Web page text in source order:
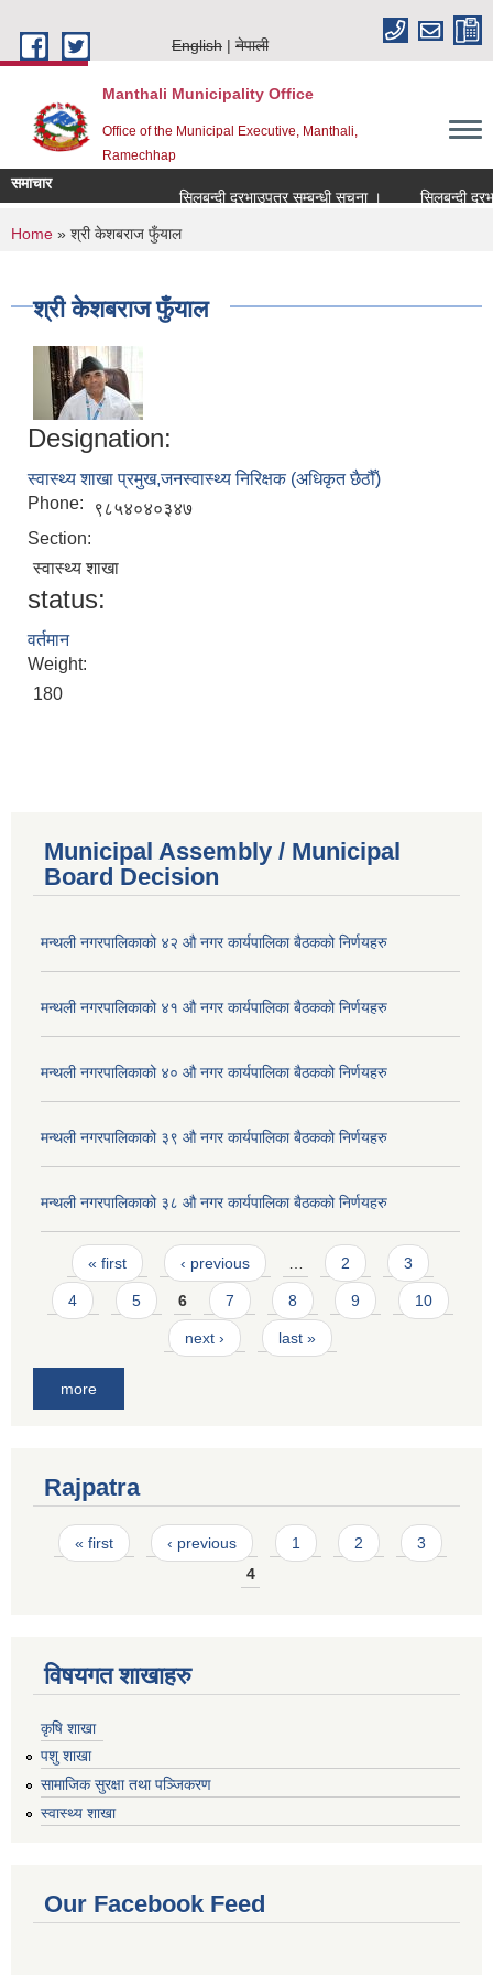
English
नेपाली
Manthali Municipality Office
Office of the Municipal Executive, Manthali,
Ramechhap
समाचार
सिलबन्दी दरभाउपत्र सम्बन्धी सूचना ।
सिलबन्दी
You are here
Home » श्री केशबराज फुँयाल
श्री केशबराज फुँयाल
Designation:
स्वास्थ्य शाखा प्रमुख,जनस्वास्थ्य निरिक्षक (अधिकृत छैठौँ)
Phone:
९८५४०४०३४७
Section:
स्वास्थ्य शाखा
status:
वर्तमान
Weight:
180
Municipal Assembly / Municipal
Board Decision
मन्थली नगरपालिकाको ४२ औ नगर कार्यपालिका बैठकको निर्णयहरु
मन्थली नगरपालिकाको ४१ औ नगर कार्यपालिका बैठकको निर्णयहरु
मन्थली नगरपालिकाको ४० औ नगर कार्यपालिका बैठकको निर्णयहरु
मन्थली नगरपालिकाको ३९ औ नगर कार्यपालिका बैठकको निर्णयहरु
मन्थली नगरपालिकाको ३८ औ नगर कार्यपालिका बैठकको निर्णयहरु
Pages
« first ‹ previous 2 3
4 5 6 7 8 9 10
next › last »
more
Rajpatra
Pages
« first ‹ previous 1 2
3
4
विषयगत शाखाहरु
कृषि शाखा
पशु शाखा
सामाजिक सुरक्षा तथा पञ्जिकरण
स्वास्थ्य शाखा
Our Facebook Feed